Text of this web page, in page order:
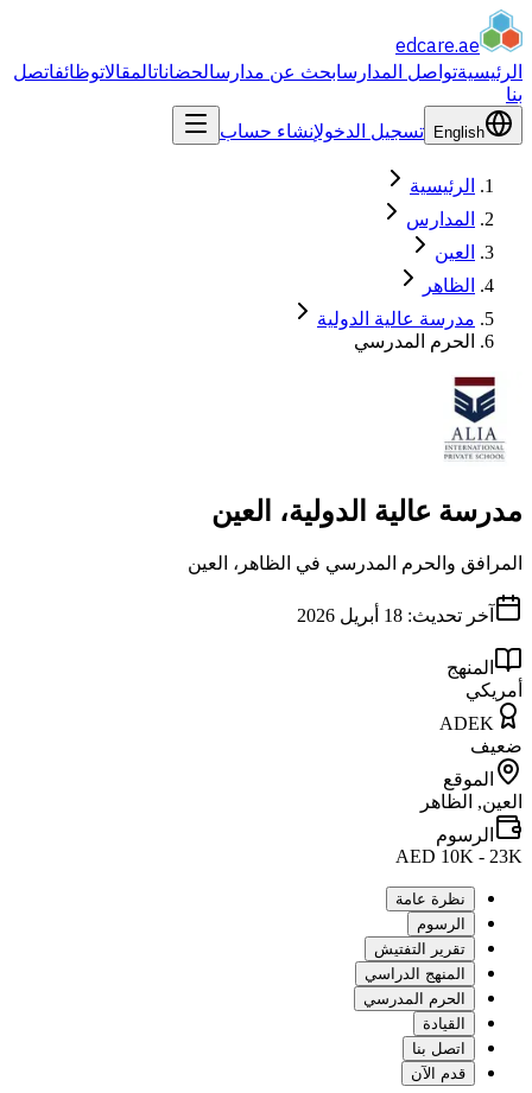
edcare.ae
الرئيسيةتواصل المدارسابحث عن مدارسالحضاناتالمقالاتوظائفاتصل
بنا
English تسجيل الدخولإنشاء حساب
الرئيسية
المدارس
العين
الظاهر
مدرسة عالية الدولية
الحرم المدرسي
مدرسة عالية الدولية، العين
المرافق والحرم المدرسي في الظاهر، العين
آخر تحديث: 18 أبريل 2026
المنهج
أمريكي
ADEK
ضعيف
الموقع
العين, الظاهر
الرسوم
AED 10K - 23K
نظرة عامة
الرسوم
تقرير التفتيش
المنهج الدراسي
الحرم المدرسي
القيادة
اتصل بنا
قدم الآن